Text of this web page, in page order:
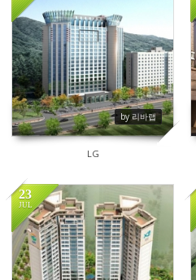
by 리바랩
120
LG
23
JUL
78